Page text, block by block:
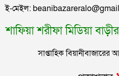
সিলেটে সড়ক
ইউনূসকে সঙ্গে নিয়ে
ই-মেইল:
শাফিয়া শরীফা মিডিয়া
সাপ্তাহিক